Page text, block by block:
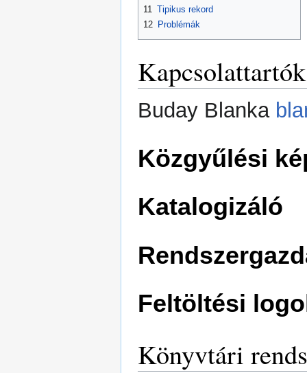
11 Tipikus rekord
12 Problémák
Kapcsolattartók
Buday Blanka
Közgyűlési
Katalogizáló
Feltöltési
Könyvtári